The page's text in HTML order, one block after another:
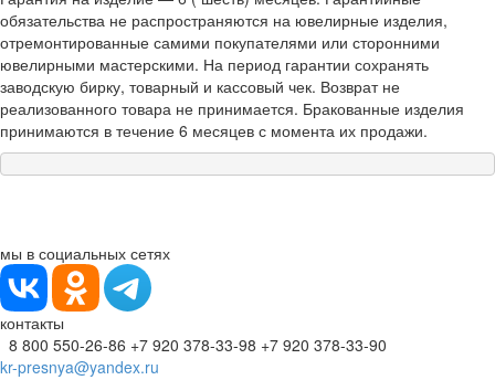
обязательства не распространяются на ювелирные изделия,
отремонтированные самими покупателями или сторонними
ювелирными мастерскими. На период гарантии сохранять
заводскую бирку, товарный и кассовый чек. Возврат не
реализованного товара не принимается. Бракованные изделия
принимаются в течение 6 месяцев с момента их продажи.
мы в социальных сетях
контакты
8 800 550-26-86 +7 920 378-33-98 +7 920 378-33-90
kr-presnya@yandex.ru